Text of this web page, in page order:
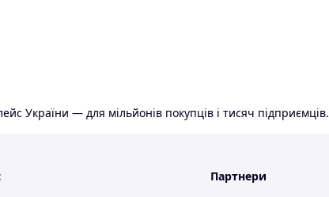
України — для мільйонів покупців і тисяч підприємців.
Партнери